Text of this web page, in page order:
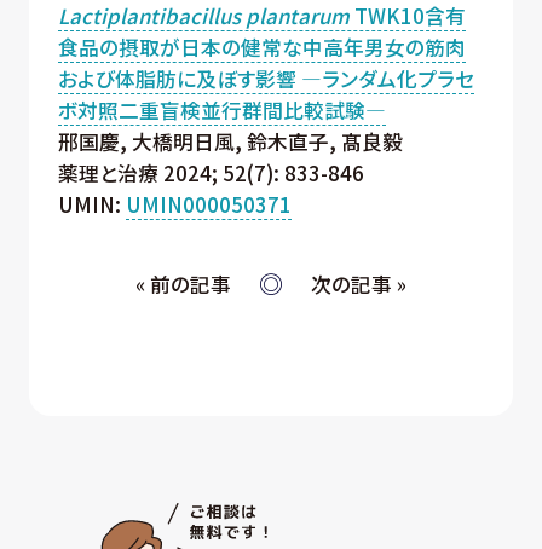
Lactiplantibacillus plantarumTWK10含有
食品の摂取が日本の健常な中高年男女の筋肉
および体脂肪に及ぼす影響 ―ランダム化プラセ
ボ対照二重盲検並行群間比較試験―
邢国慶, 大橋明日風, 鈴木直子, 髙良毅
薬理と治療 2024; 52(7): 833-846
UMIN: UMIN000050371
« 前の記事 次の記事 »